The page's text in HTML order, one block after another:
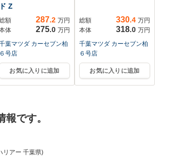
ド Z
額 287.2 万円
体
275.0 万円
葉マツダ カーセブン柏
６号店
お気に入りに追加
総額 330.4 万円
本体
318.0 万円
千葉マツダ カーセブン柏
６号店
お気に入りに追加
です。
リアー 千葉県)